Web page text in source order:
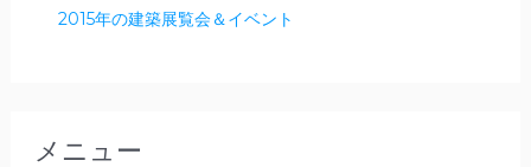
2015年の建築展覧会＆イベント
メニュー